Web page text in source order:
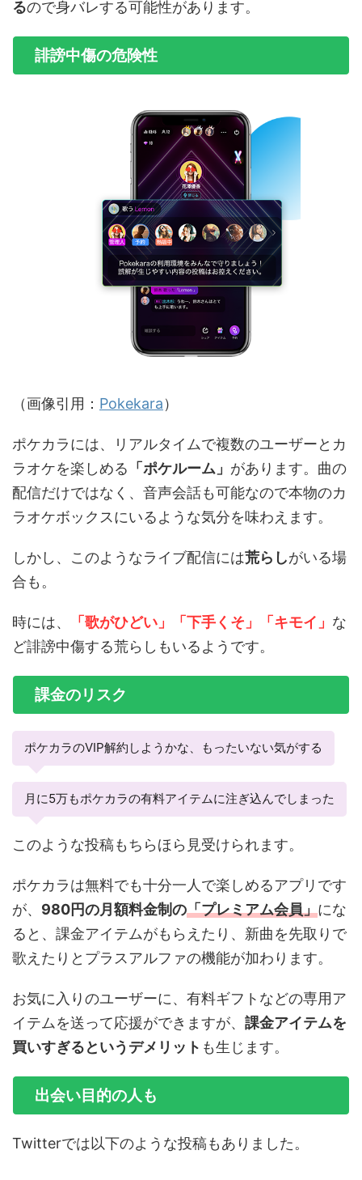
るので身バレする可能性があります。
誹謗中傷の危険性
（画像引用： Pokekara）
ポケカラには、リアルタイムで複数のユーザーとカ
ラオケを楽しめる 「ポケルーム」 があります。曲の
配信だけではなく、音声会話も可能なので本物のカ
ラオケボックスにいるような気分を味わえます。
しかし、このようなライブ配信には荒らしがいる場
合も。
時には、 「歌がひどい」「下手くそ」「キモイ」 な
ど誹謗中傷する荒らしもいるようです。
課金のリスク
ポケカラのVIP解約しようかな、もったいない気がする
月に5万もポケカラの有料アイテムに注ぎ込んでしまった
このような投稿もちらほら見受けられます。
ポケカラは無料でも十分一人で楽しめるアプリです
が、 980円の月額料金制の「プレミアム会員」にな
ると、課金アイテムがもらえたり、新曲を先取りで
歌えたりとプラスアルファの機能が加わります。
お気に入りのユーザーに、有料ギフトなどの専用ア
イテムを送って応援ができますが、 課金アイテムを
買いすぎるというデメリット も生じます。
出会い目的の人も
Twitterでは以下のような投稿もありました。